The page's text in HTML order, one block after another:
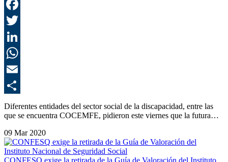
Diferentes entidades del sector social de la discapacidad, entre las
que se encuentra COCEMFE, pidieron este viernes que la futura…
09 Mar 2020
CONFESQ exige la retirada de la Guía de Valoración del Instituto